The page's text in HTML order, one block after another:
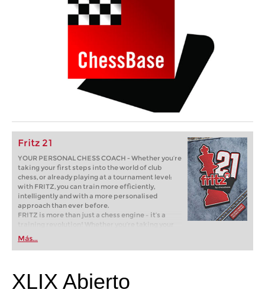
Fritz 21
YOUR PERSONAL CHESS COACH - Whether you’re
taking your first steps into the world of club
chess, or already playing at a tournament level:
with FRITZ, you can train more efficiently,
intelligently and with a more personalised
approach than ever before.
FRITZ is more than just a chess engine – it’s a
training revolution! Whether you’re taking your
first steps into the world of club chess, or already
playing at a tournament level: with FRITZ, you can
train more efficiently, intelligently and with a
Más...
XLIX Abierto